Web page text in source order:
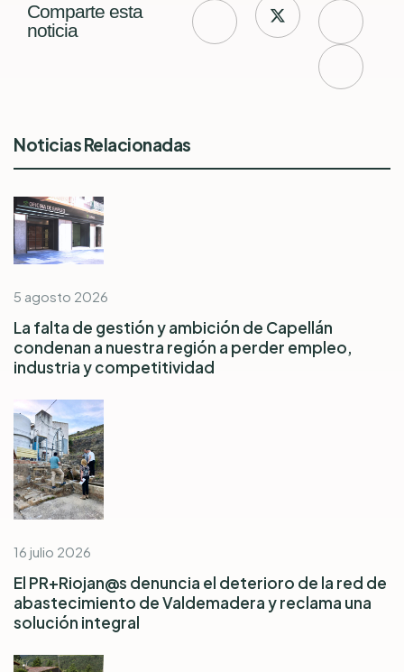
Comparte esta
noticia
Noticias Relacionadas
5 agosto 2026
La falta de gestión y ambición de Capellán
condenan a nuestra región a perder empleo,
industria y competitividad
16 julio 2026
El PR+Riojan@s denuncia el deterioro de la red de
abastecimiento de Valdemadera y reclama una
solución integral